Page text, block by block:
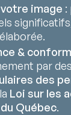
image :
&
par des
des
Loi sur les
Québec.